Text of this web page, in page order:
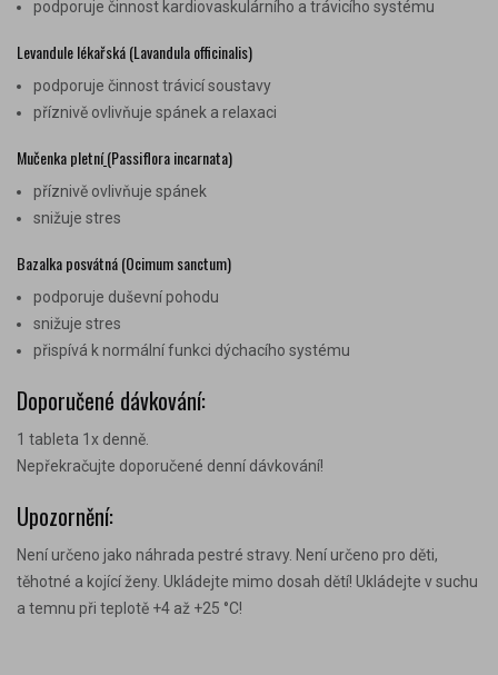
podporuje činnost kardiovaskulárního a trávicího systému
Levandule lékařská (Lavandula officinalis)
podporuje činnost trávicí soustavy
příznivě ovlivňuje spánek a relaxaci
Mučenka pletní(Passiflora incarnata)
příznivě ovlivňuje spánek
snižuje stres
Bazalka posvátná (Ocimum sanctum)
podporuje duševní pohodu
snižuje stres
přispívá k normální funkci dýchacího systému
Doporučené dávkování:
1 tableta 1x denně.
Nepřekračujte doporučené denní dávkování!
Upozornění:
Není určeno jako náhrada pestré stravy. Není určeno pro děti,
těhotné a kojící ženy. Ukládejte mimo dosah dětí! Ukládejte v suchu
a temnu při teplotě +4 až +25 °C!